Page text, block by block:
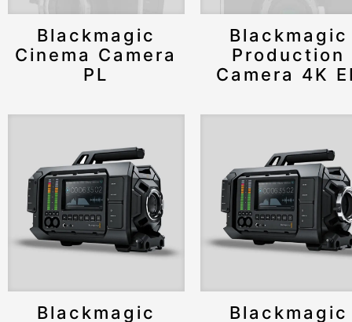
Blackmagic
Cinema Camera
PL
Blackmagic
Production
Camera 4K
Blackmagic
Blackmagic